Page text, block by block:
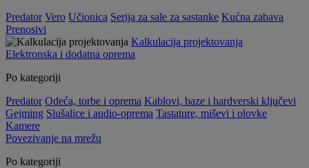
Predator Vero Učionica Serija za sale za sastanke Kućna zabava
Prenosivi
Kalkulacija projektovanja
Elektronska i dodatna oprema
Po kategoriji
Predator Odeća, torbe i oprema Kablovi, baze i hardverski ključevi
Gejming Slušalice i audio-oprema Tastature, miševi i olovke
Kamere
Povezivanje na mrežu
Po kategoriji